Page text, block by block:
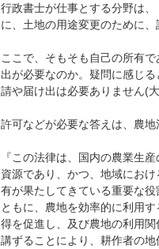
行政書士が仕事とする分野は
に、土地の用途変更のために
ここで、そもそも自己の所有
出が必要なのか。疑問に感じ
請や届け出は必要ありません(
許可などが必要な答えは、農
『この法律は、国内の農業生
資源であり、かつ、地域にお
有が果たしてきている重要な
ともに、農地を効率的に利用
得を促進し、及び農地の利用
講ずることにより、耕作者の